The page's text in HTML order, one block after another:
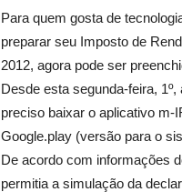
Para quem gosta de
preparar seu Imposto de
2012, agora pode ser
Desde esta segunda-feira,
preciso baixar o aplicativo m-
Google.play (versão para o
De acordo com informações
permitia a simulação da